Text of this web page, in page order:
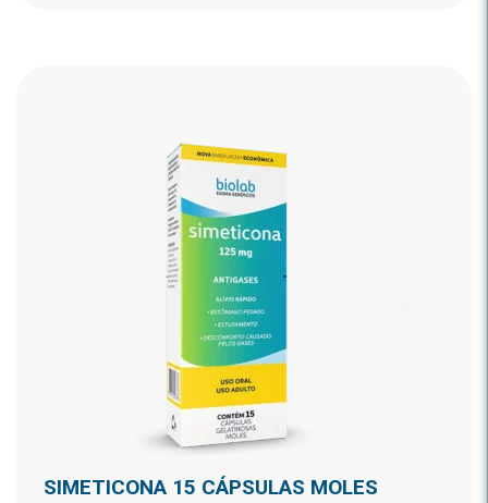
SIMETICONA 15 CÁPSULAS MOLES